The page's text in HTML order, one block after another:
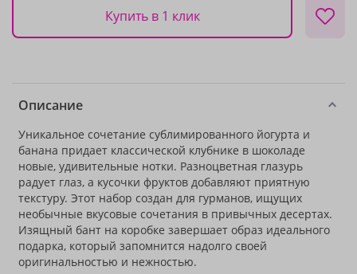
Купить в 1 клик
Описание
Уникальное сочетание сублимированного йогурта и
банана придает классической клубнике в шоколаде
новые, удивительные нотки. Разноцветная глазурь
радует глаз, а кусочки фруктов добавляют приятную
текстуру. Этот набор создан для гурманов, ищущих
необычные вкусовые сочетания в привычных десертах.
Изящный бант на коробке завершает образ идеального
подарка, который запомнится надолго своей
оригинальностью и нежностью.